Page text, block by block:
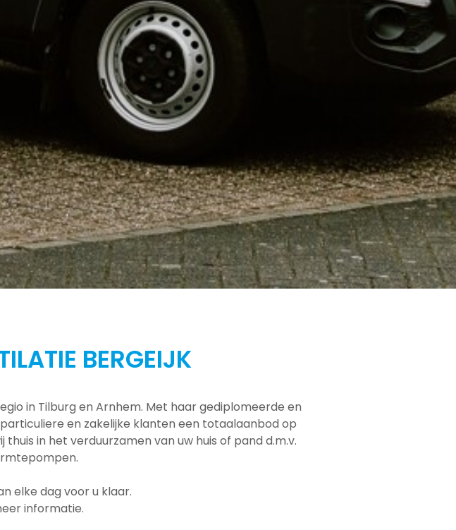
BERGEIJK
in Tilburg en Arnhem. Met haar gediplomeerde en
en zakelijke klanten een totaalaanbod op
in het verduurzamen van uw huis of pand d.m.v.
elke dag voor u klaar.
informatie.